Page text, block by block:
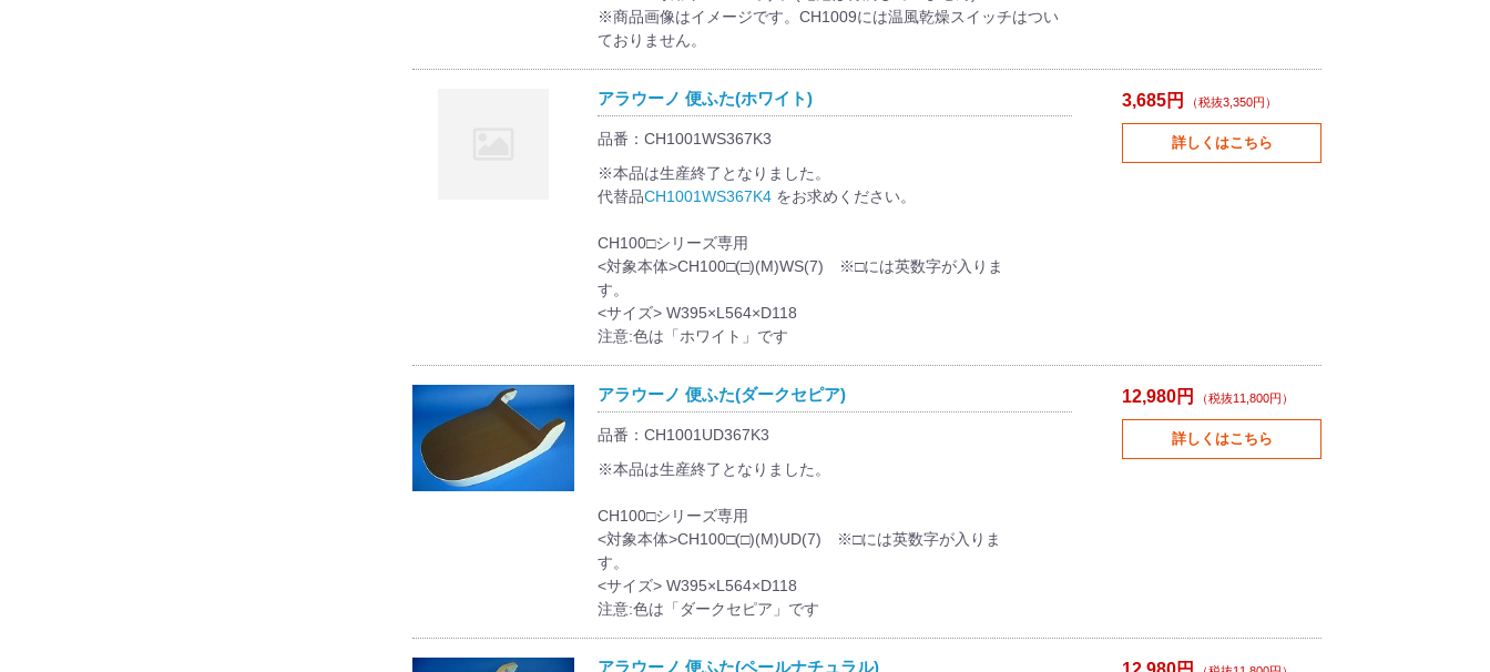
※商品画像はイメージです。CH1009には温風乾燥スイッチはつい
ておりません。
アラウーノ 便ふた(ホワイト)
品番：CH1001WS367K3
※本品は生産終了となりました。
代替品CH1001WS367K4をお求めください。
CH100□シリーズ専用
<対象本体>CH100□(□)(M)WS(7) ※□には英数字が入りま
す。
<サイズ> W395×L564×D118
注意:色は「ホワイト」です
3,685円 （税抜3,350円）
詳しくはこちら
アラウーノ 便ふた(ダークセピア)
品番：CH1001UD367K3
※本品は生産終了となりました。
CH100□シリーズ専用
<対象本体>CH100□(□)(M)UD(7) ※□には英数字が入りま
す。
<サイズ> W395×L564×D118
注意:色は「ダークセピア」です
12,980円 （税抜11,800円）
詳しくはこちら
アラウーノ 便ふた(ペールナチュラル)